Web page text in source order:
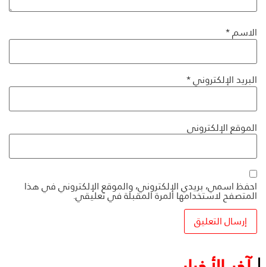
الاسم*
البريد الإلكتروني*
الموقع الإلكتروني
احفظ اسمي، بريدي الإلكتروني، والموقع الإلكتروني في هذا
المتصفح لاستخدامها المرة المقبلة في تعليقي.